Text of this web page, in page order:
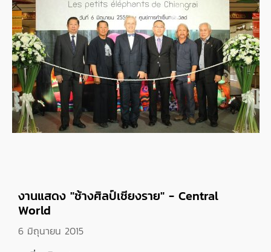
งานแสดง "ช้างศิลป์เชียงราย" - Central
World
6 มิถุนายน 2015